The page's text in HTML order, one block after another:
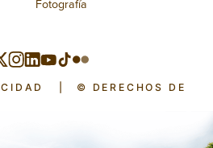
Fotografía
© DERECHOS DE